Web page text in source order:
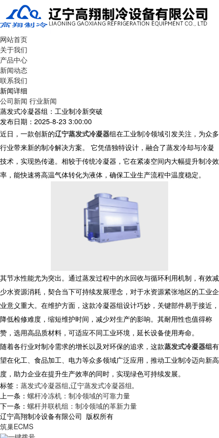
网站首页
关于我们
产品中心
新闻动态
联系我们
新闻详细
公司新闻 行业新闻
蒸发式冷凝器组：工业制冷新突破
发布日期：2025-8-23 3:00:00
近日，一款创新的辽宁蒸发式冷凝器组在工业制冷领域引发关注，为众多
行业带来新的制冷解决方案。 它凭借独特设计，融合了蒸发冷却与冷凝
技术，实现热传递。相较于传统冷凝器，它在紧凑空间内大幅提升制冷效
率，能快速将高温气体转化为液体，确保工业生产流程中温度稳定。
其节水性能尤为突出。通过蒸发过程中的水回收与循环利用机制，有效减
少水资源消耗，契合当下可持续发展理念，对于水资源紧张地区的工业企
业意义重大。在维护方面，这款冷凝器组设计巧妙，关键部件易于接近，
降低检修难度，缩短维护时间，减少对生产的影响。其耐用性也值得称
赞，选用高品质材料，可适应不同工业环境，延长设备使用寿命。
随着各行业对制冷需求的增长以及对环保的追求，这款蒸发式冷凝器组有
望在化工、食品加工、电力等众多领域广泛应用，推动工业制冷迈向新高
度，助力企业在提升生产效率的同时，实现绿色可持续发展。
标签： 蒸发式冷凝器组,辽宁蒸发式冷凝器组,
上一条： 螺杆冷冻机：制冷领域的可靠力量
下一条： 螺杆并联机组：制冷领域的革新力量
辽宁高翔制冷设备有限公司 版权所有
筑巢ECMS